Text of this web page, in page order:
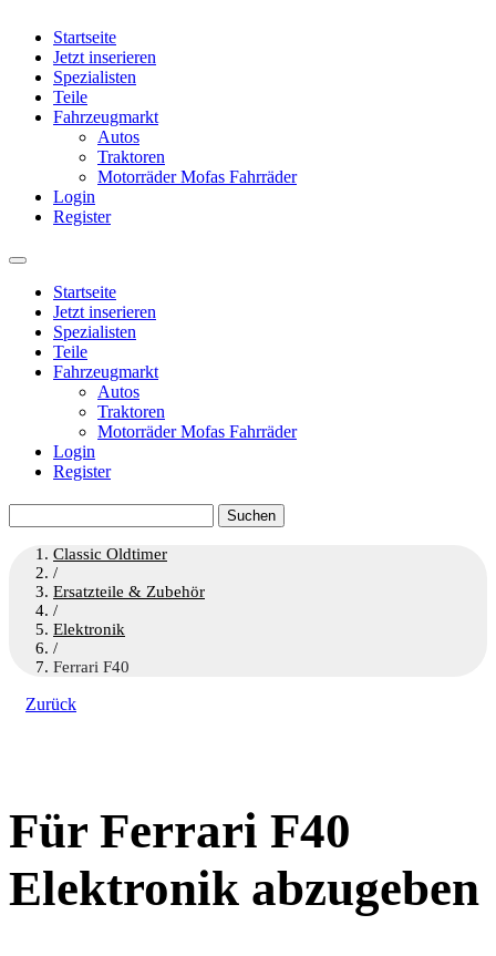
Startseite
Jetzt inserieren
Spezialisten
Teile
Fahrzeugmarkt
Autos
Traktoren
Motorräder Mofas Fahrräder
Login
Register
Startseite
Jetzt inserieren
Spezialisten
Teile
Fahrzeugmarkt
Autos
Traktoren
Motorräder Mofas Fahrräder
Login
Register
nach:
Classic Oldtimer
/
Ersatzteile & Zubehör
/
Elektronik
/
Ferrari F40
Zurück
Für Ferrari F40
Elektronik abzugeben